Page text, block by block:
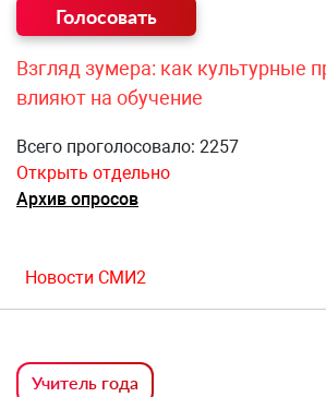
Взгляд зумера: как культурные
влияют на обучение
Всего проголосовало: 2257
Открыть отдельно
Архив опросов
Новости СМИ2
Учитель года